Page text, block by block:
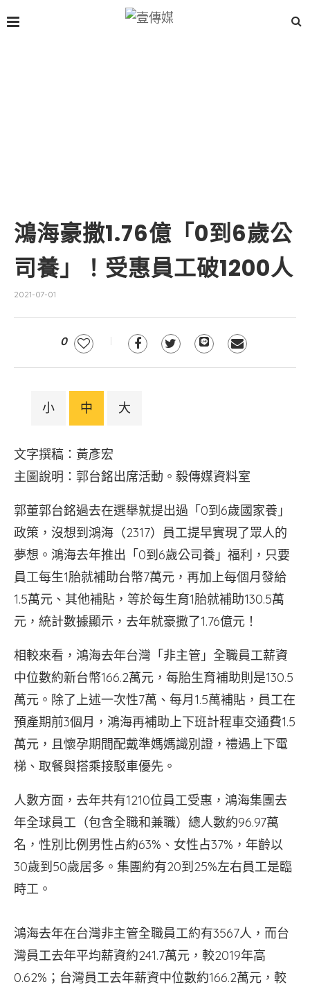
鴻海豪撒1.76億「0到6歲公
司養」！受惠員工破1200人
2021-07-01
0
小 中 大
文字撰稿：黃彥宏
主圖說明：郭台銘出席活動。毅傳媒資料室
郭董郭台銘過去在選舉就提出過「0到6歲國家養」
政策，沒想到鴻海（2317）員工提早實現了眾人的
夢想。鴻海去年推出「0到6歲公司養」福利，只要
員工每生1胎就補助台幣7萬元，再加上每個月發給
1.5萬元、其他補貼，等於每生育1胎就補助130.5萬
元，統計數據顯示，去年就豪撒了1.76億元！
相較來看，鴻海去年台灣「非主管」全職員工薪資
中位數約新台幣166.2萬元，每胎生育補助則是130.5
萬元。除了上述一次性7萬、每月1.5萬補貼，員工在
預產期前3個月，鴻海再補助上下班計程車交通費1.5
萬元，且懷孕期間配戴準媽媽識別證，禮遇上下電
梯、取餐與搭乘接駁車優先。
人數方面，去年共有1210位員工受惠，鴻海集團去
年全球員工（包含全職和兼職）總人數約96.97萬
名，性別比例男性占約63%、女性占37%，年齡以
30歲到50歲居多。集團約有20到25%左右員工是臨
時工。
鴻海去年在台灣非主管全職員工約有3567人，而台
灣員工去年平均薪資約241.7萬元，較2019年高
0.62%；台灣員工去年薪資中位數約166.2萬元，較